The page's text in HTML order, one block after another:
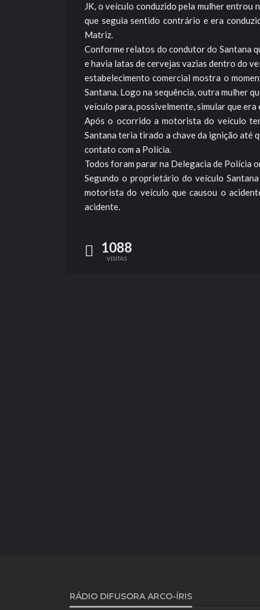
JK, o veículo conduzido pela mulher
que seguia sentido contrário e era
Matriz.
Conforme relatos do condutor do Santana
e havia latas de cervejas vazias dentro do
estabelecimento comercial mostra o
Santana. Logo na sequência, outra mulher
veículo para, possivelmente, simular que
Após o ocorrido a motorista do veículo
Santana teria tirado a chave da ignição até
contato com a Polícia.
Todos foram parar na Delegacia de Polícia
Segundo o proprietário do veículo
motorista do veículo que causou o
acidente.
1088
VISITAS
RÁDIO DIFUSORA ARCO-ÍRIS